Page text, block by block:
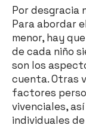
Por desgracia
Para abordar
menor, hay
de cada niño
son los
cuenta. Otras
factores
vivenciales,
individuales